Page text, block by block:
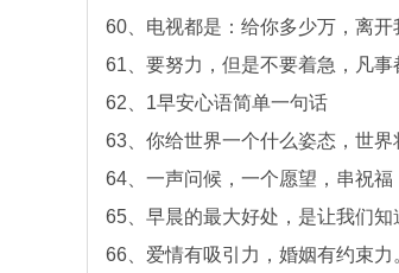
60、电视都是：给你多少万，离
61、要努力，但是不要着急，凡事
62、1早安心语简单一句话
63、你给世界一个什么姿态，世界
64、一声问候，一个愿望，串祝福
65、早晨的最大好处，是让我们知
66、爱情有吸引力，婚姻有约束力